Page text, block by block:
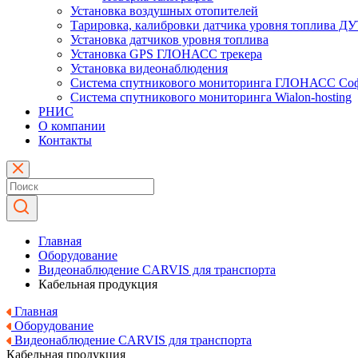
Установка воздушных отопителей
Тарировка, калибровки датчика уровня топлива
Установка датчиков уровня топлива
Установка GPS ГЛОНАСС трекера
Установка видеонаблюдения
Система спутникового мониторинга ГЛОНАСС
Система спутникового мониторинга Wialon-hosting
РНИС
О компании
Контакты
Главная
Оборудование
Видеонаблюдение CARVIS для транспорта
Кабельная продукция
Главная
Оборудование
Видеонаблюдение CARVIS для транспорта
Кабельная продукция